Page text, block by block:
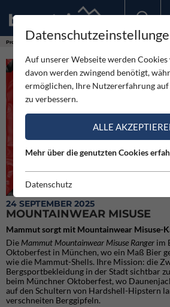
Produkte
24 SEPTEMBER 2025
MOUNTAINWEAR MISUSE
Mammut sorgt mit Mountainwear Misuse-
Die Mammut Mountainwear Misuse Ranger im
Oktoberfest in München, wo ein Maß Bier
wie die Mammut-Shells. Ihre Mission: die
Bergsportbekleidung in der Stadt sichtbar
beim Münchner Oktoberfest, wo
auf den Schultern von Hardshell-Hipstern
verschneiten Berggipfeln.
Auf unserer Webseite werden
davon werden zwingend benötigt,
ermöglichen, Ihre Nutzererfahrung
zu verbessern.
ALLE
Mehr über die genutzten Cookies
Datenschutz